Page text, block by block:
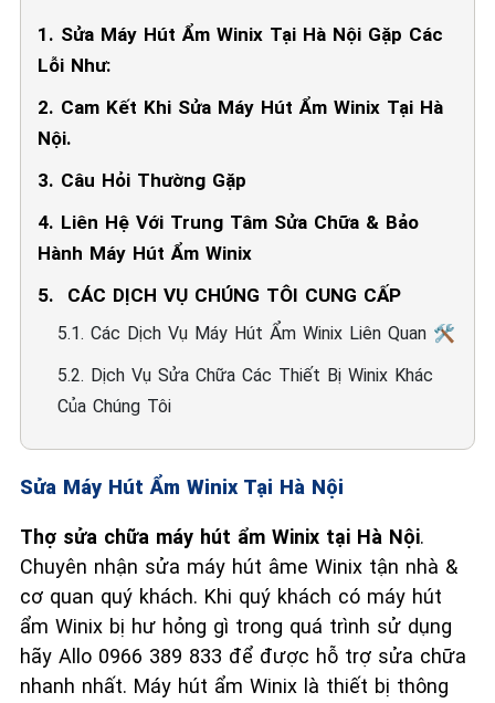
1. Sửa Máy Hút Ẩm Winix Tại Hà Nội Gặp Các
Lỗi Như:
2. Cam Kết Khi Sửa Máy Hút Ẩm Winix Tại Hà
Nội.
3. Câu Hỏi Thường Gặp
4. Liên Hệ Với Trung Tâm Sửa Chữa & Bảo
Hành Máy Hút Ẩm Winix
5. ️ CÁC DỊCH VỤ CHÚNG TÔI CUNG CẤP
5.1. Các Dịch Vụ Máy Hút Ẩm Winix Liên Quan 🛠️
5.2. Dịch Vụ Sửa Chữa Các Thiết Bị Winix Khác
Của Chúng Tôi
Sửa Máy Hút Ẩm Winix Tại Hà Nội
Thợ sửa chữa máy hút ẩm Winix tại Hà Nội.
Chuyên nhận sửa máy hút âme Winix tận nhà &
cơ quan quý khách. Khi quý khách có máy hút
ẩm Winix bị hư hỏng gì trong quá trình sử dụng
hãy Allo 0966 389 833 để được hỗ trợ sửa chữa
nhanh nhất. Máy hút ẩm Winix là thiết bị thông